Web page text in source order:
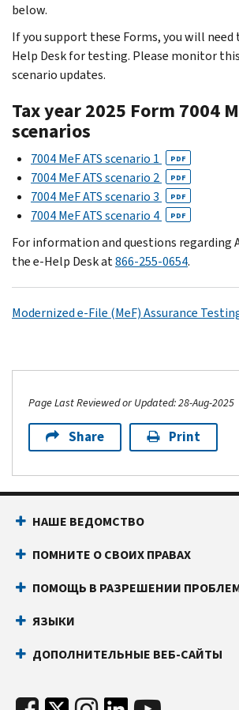
below.
If you support these Forms, you will
Help Desk for testing. Please monitor this
scenario updates.
Tax year 2025 Form 7004
scenarios
7004 MeF ATS scenario 1 PDF
7004 MeF ATS scenario 2 PDF
7004 MeF ATS scenario 3 PDF
7004 MeF ATS scenario 4 PDF
For information and questions regarding
the e-Help Desk at866-255-0654.
Modernized e-File (MeF) Assurance
Page Last Reviewed or Updated: 28-Aug-2025
Share Print
НАШЕ ВЕДОМСТВО
ПОМНИТЕ О СВОИХ ПРАВАХ
ПОМОЩЬ В РАЗРЕШЕНИИ
ЯЗЫКИ
ДОПОЛНИТЕЛЬНЫЕ ВЕБ-САЙТЫ